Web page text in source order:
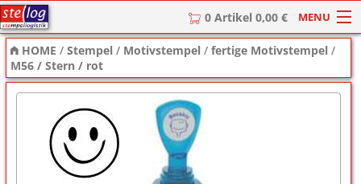
0 Artikel 0,00 € MENU
HOME
Stempel
Stempel-Textplatten
Stempelzubehör
HOME /Stempel / Motivstempel /fertige Motivstempel /
M56 / Stern / rot